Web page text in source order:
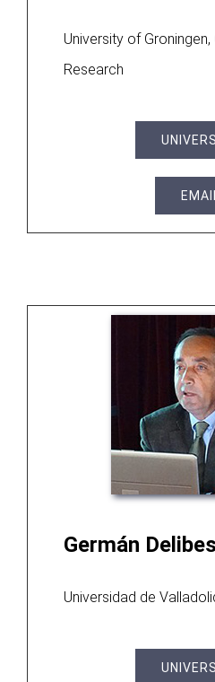
University of
Research
Germán
Universidad de